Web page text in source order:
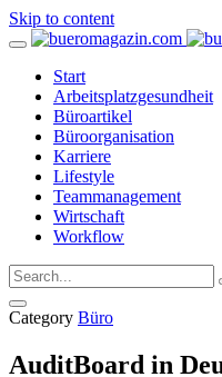
Skip to content
Start
Arbeitsplatzgesundheit
Büroartikel
Büroorganisation
Karriere
Lifestyle
Teammanagement
Wirtschaft
Workflow
Category Büro
AuditBoard in